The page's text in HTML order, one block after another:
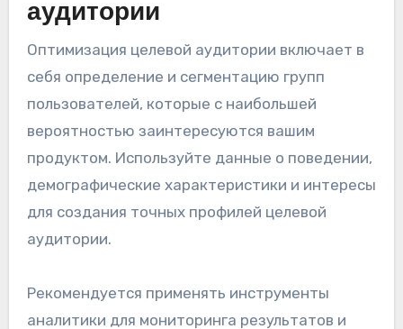
аудитории
Оптимизация целевой аудитории включает в
себя определение и сегментацию групп
пользователей, которые с наибольшей
вероятностью заинтересуются вашим
продуктом. Используйте данные о поведении,
демографические характеристики и интересы
для создания точных профилей целевой
аудитории.
Рекомендуется применять инструменты
аналитики для мониторинга результатов и